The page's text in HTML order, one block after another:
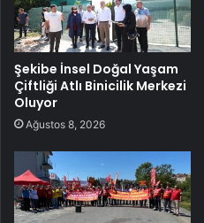
Şekibe İnsel Doğal Yaşam
Çiftliği Atlı Binicilik Merkezi
Oluyor
Ağustos 8, 2026